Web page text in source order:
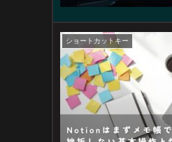
ショートカットキー